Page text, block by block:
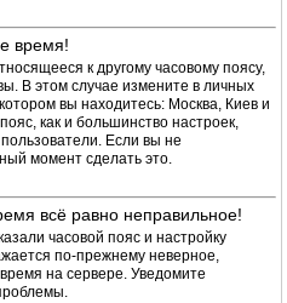
время!
к другому часовому поясу,
В этом случае измените в личных
вы находитесь: Москва, Киев и
как и большинство настроек,
Если вы не
момент сделать это.
всё равно неправильное!
часовой пояс и настройку
по-прежнему неверное,
на сервере. Уведомите